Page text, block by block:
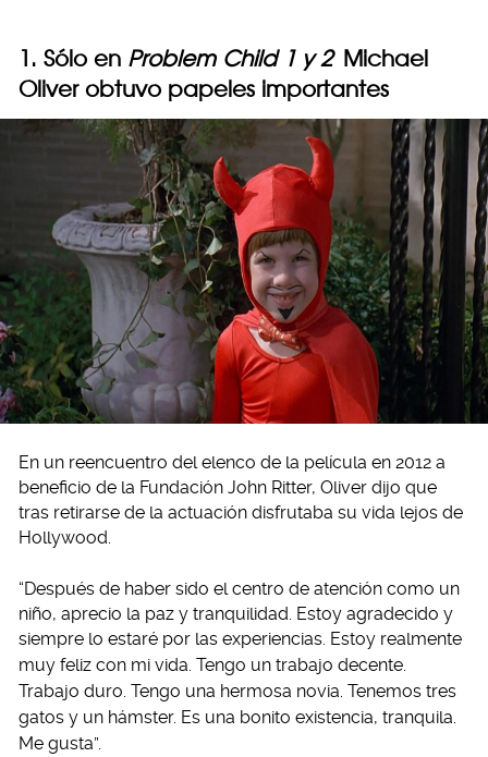
1. Sólo en Problem Child 1 y 2 Michael
Oliver obtuvo papeles importantes
En un reencuentro del elenco de la película en 2012 a
beneficio de la Fundación John Ritter, Oliver dijo que
tras retirarse de la actuación disfrutaba su vida lejos de
Hollywood.
“Después de haber sido el centro de atención como un
niño, aprecio la paz y tranquilidad. Estoy agradecido y
siempre lo estaré por las experiencias. Estoy realmente
muy feliz con mi vida. Tengo un trabajo decente.
Trabajo duro. Tengo una hermosa novia. Tenemos tres
gatos y un hámster. Es una bonito existencia, tranquila.
Me gusta”.